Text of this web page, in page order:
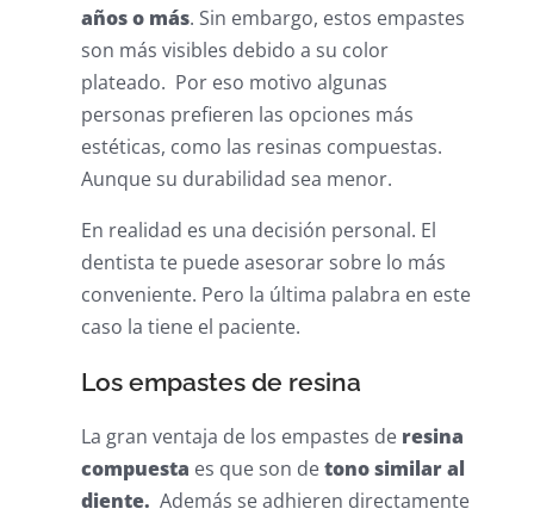
años o más. Sin embargo, estos empastes
son más visibles debido a su color
plateado. Por eso motivo algunas
personas prefieren las opciones más
estéticas, como las resinas compuestas.
Aunque su durabilidad sea menor.
En realidad es una decisión personal. El
dentista te puede asesorar sobre lo más
conveniente. Pero la última palabra en este
caso la tiene el paciente.
Los empastes de resina
La gran ventaja de los empastes de resina
compuesta es que son detono similar al
diente. Además se adhieren directamente